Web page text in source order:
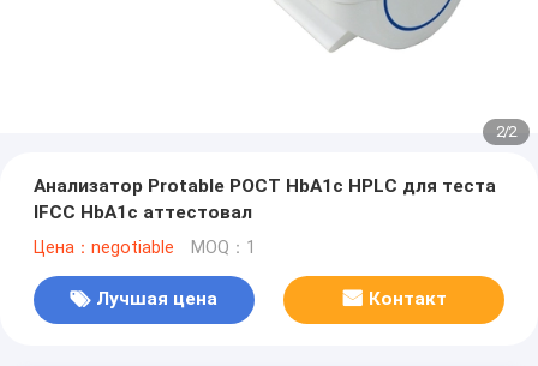
2/2
Анализатор Protable POCT HbA1c HPLC для теста
IFCC HbA1c аттестовал
Цена：negotiable MOQ：1
Лучшая цена Контакт